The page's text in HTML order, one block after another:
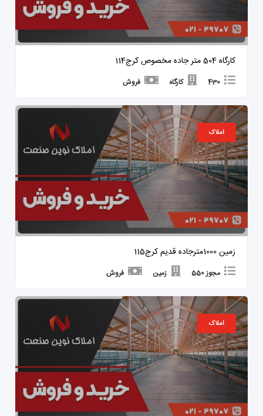
کارگاه 504 متر جاده مخصوص کرج114
430 کارگاه فروش
املاک
زمین 1000مترجاده قدیم کرج115
مجوز 550 زمین فروش
املاک